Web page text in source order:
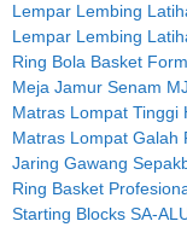
Lempar Lembing
Lempar Lembing
Ring Bola Basket
Meja Jamur Senam
Matras Lompat Tinggi
Matras Lompat Galah
Jaring Gawang
Ring Basket
Starting Blocks SA-